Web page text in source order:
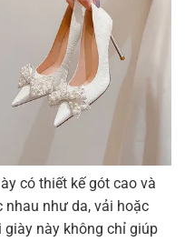
Women's Mid-Heel
Pointed Toe
Itzel Love
1688-
Martin Margiela
Promenade
có thiết kế gót cao và
như da, vải hoặc
này không chỉ giúp